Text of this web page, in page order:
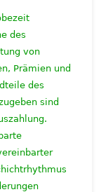
des
von
Prämien und
des
sind